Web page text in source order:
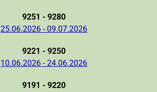
9251 - 9280
25.06.2026 - 09.07.2026
9221 - 9250
10.06.2026 - 24.06.2026
9191 - 9220